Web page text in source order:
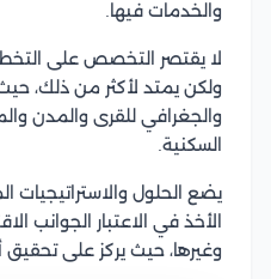
والخدمات فيها.
لا يقتصر التخصص على
ولكن يمتد لأكثر من ذلك،
والجغرافي للقرى والمدن
السكنية.
يضع الحلول والاستراتيجيات
الأخذ في الاعتبار الجوانب
وغيرها، حيث يركز على